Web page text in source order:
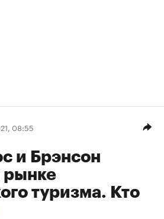
08:55
и Брэнсон
рынке
туризма. Кто